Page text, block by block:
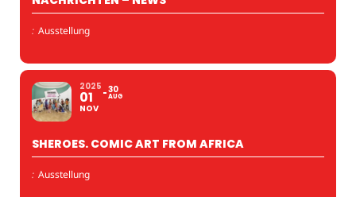
: Ausstellung
2025
01
NOV
30
AUG
SHEROES. COMIC ART FROM AFRICA
: Ausstellung